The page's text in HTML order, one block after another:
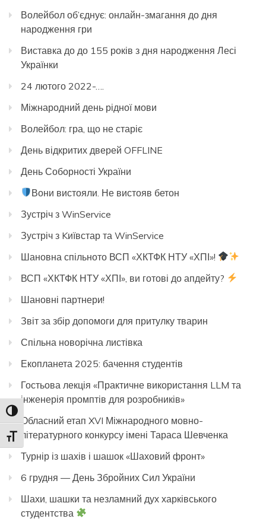
Toggle High Contrast
Toggle Font size
Волейбол об’єднує: онлайн-змагання до дня
народження гри
Виставка до до 155 років з дня народження Лесі
Українки
24 лютого 2022-….
Міжнародний день рідної мови
Волейбол: гра, що не старіє
День відкритих дверей OFFLINE
День Соборності України
Вони вистояли. Не вистояв бетон
Зустріч з WinService
Зустріч з Kиївстар та WinService
Шановна спільното ВСП «ХКТФК НТУ «ХПІ»!
ВСП «ХКТФК НТУ «ХПІ», ви готові до апдейту?
Шановні партнери!
Звіт за збір допомоги для притулку тварин
Спільна новорічна листівка
Екопланета 2025: бачення студентів
Гостьова лекція «Практичне використання LLM та
інженерія промптів для розробників»
Обласний етап XVI Міжнародного мовно-
літературного конкурсу імені Тараса Шевченка
Турнір із шахів і шашок «Шаховий фронт»
6 грудня — День Збройних Сил України
Шахи, шашки та незламний дух харківського
студентства